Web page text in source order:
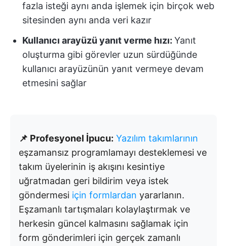
fazla isteği aynı anda işlemek için birçok web
sitesinden aynı anda veri kazır
Kullanıcı arayüzü yanıt verme hızı: Yanıt
oluşturma gibi görevler uzun sürdüğünde
kullanıcı arayüzünün yanıt vermeye devam
etmesini sağlar
📌 Profesyonel İpucu: Yazılım takımlarının
eşzamansız programlamayı desteklemesi ve
takım üyelerinin iş akışını kesintiye
uğratmadan geri bildirim veya istek
göndermesi için formlardan yararlanın.
Eşzamanlı tartışmaları kolaylaştırmak ve
herkesin güncel kalmasını sağlamak için
form gönderimleri için gerçek zamanlı